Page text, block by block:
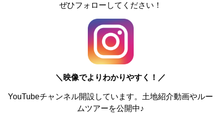
ぜひフォローしてください！
＼ 映像でよりわかりやすく！／
YouTubeチャンネル開設しています。土地紹介動画やルー
ムツアーを公開中♪